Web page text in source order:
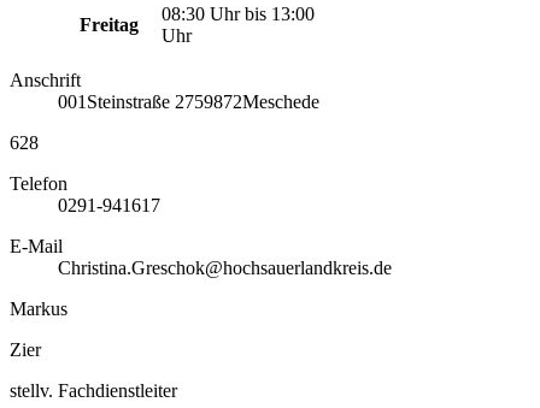
Freitag
08:30 Uhr bis 13:00
Uhr
Anschrift
001 Steinstraße 2759872Meschede
628
Telefon
0291-941617
E-Mail
Christina.Greschok@hochsauerlandkreis.de
Markus
Zier
stellv. Fachdienstleiter